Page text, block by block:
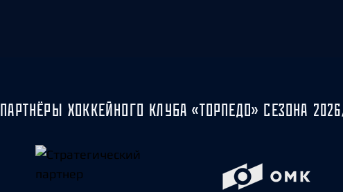
ПАРТНЁРЫ ХОККЕЙНОГО КЛУБА «ТОРПЕДО» СЕЗОНА